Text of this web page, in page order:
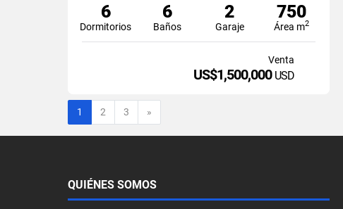
6
Dormitorios
6
Baños
2
Garaje
750
Área m2
Venta
US$1,500,000 USD
1 2 3 »
QUIÉNES SOMOS